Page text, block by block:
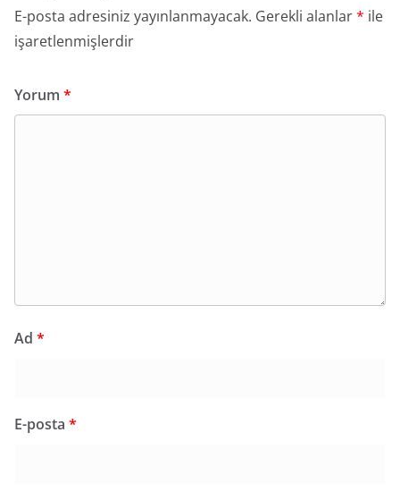
E-posta adresiniz yayınlanmayacak. Gerekli alanlar* ile
işaretlenmişlerdir
Yorum *
Ad *
E-posta *